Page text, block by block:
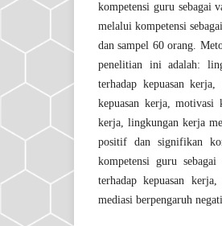
kompetensi guru sebagai
melalui kompetensi
dan sampel 60 orang.
penelitian ini adalah:
terhadap kepuasan
kepuasan kerja, motivasi
kerja, lingkungan kerja
positif dan signifikan
kompetensi guru
terhadap kepuasan
mediasi berpengaruh